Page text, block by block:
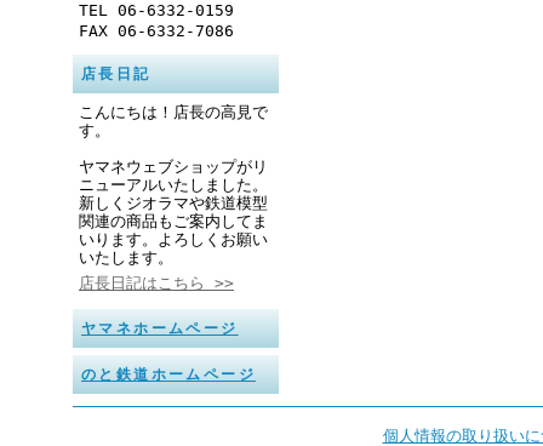
TEL 06-6332-0159
FAX 06-6332-7086
店長日記
こんにちは！店長の高見で
す。
ヤマネウェブショップがリ
ニューアルいたしました。
新しくジオラマや鉄道模型
関連の商品もご案内してま
いります。よろしくお願い
いたします。
店長日記はこちら >>
ヤマネホームページ
のと鉄道ホームページ
個人情報の取り扱い